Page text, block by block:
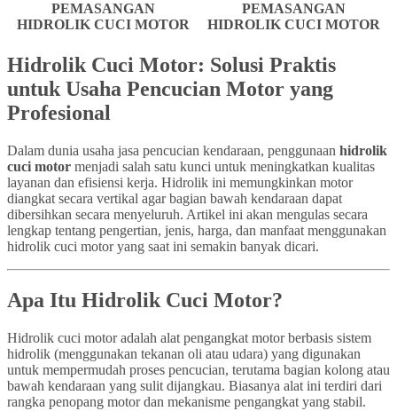
PEMASANGAN
HIDROLIK CUCI MOTOR
PEMASANGAN
HIDROLIK CUCI MOTOR
Hidrolik Cuci Motor: Solusi Praktis
untuk Usaha Pencucian Motor yang
Profesional
Dalam dunia usaha jasa pencucian kendaraan, penggunaan hidrolik
cuci motor menjadi salah satu kunci untuk meningkatkan kualitas
layanan dan efisiensi kerja. Hidrolik ini memungkinkan motor
diangkat secara vertikal agar bagian bawah kendaraan dapat
dibersihkan secara menyeluruh. Artikel ini akan mengulas secara
lengkap tentang pengertian, jenis, harga, dan manfaat menggunakan
hidrolik cuci motor yang saat ini semakin banyak dicari.
Apa Itu Hidrolik Cuci Motor?
Hidrolik cuci motor adalah alat pengangkat motor berbasis sistem
hidrolik (menggunakan tekanan oli atau udara) yang digunakan
untuk mempermudah proses pencucian, terutama bagian kolong atau
bawah kendaraan yang sulit dijangkau. Biasanya alat ini terdiri dari
rangka penopang motor dan mekanisme pengangkat yang stabil.